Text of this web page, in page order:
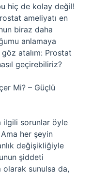
hiç de kolay değil!
ameliyatı en
biraz daha
anlamaya
atalım: Prostat
geçirebiliriz?
Mi? – Güçlü
ilgili sorunlar öyle
her şeyin
değişikliğiyle
şiddeti
olarak sunulsa da,